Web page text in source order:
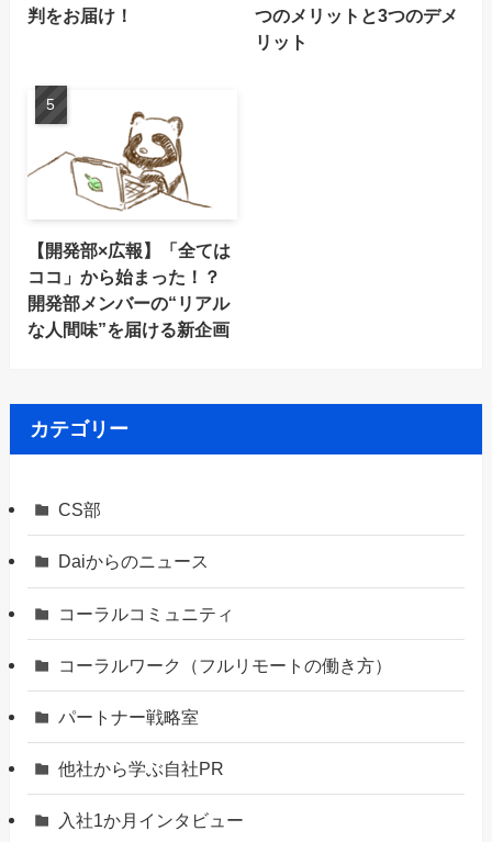
判をお届け！
つのメリットと3つのデメ
リット
【開発部×広報】「全ては
ココ」から始まった！？
開発部メンバーの“リアル
な人間味”を届ける新企画
カテゴリー
CS部
Daiからのニュース
コーラルコミュニティ
コーラルワーク（フルリモートの働き方）
パートナー戦略室
他社から学ぶ自社PR
入社1か月インタビュー